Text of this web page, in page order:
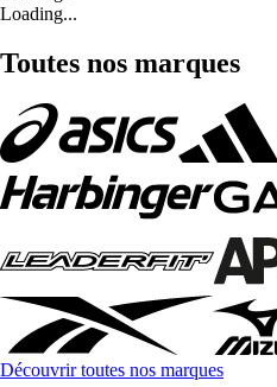
Loading...
Toutes nos marques
Découvrir toutes nos marques